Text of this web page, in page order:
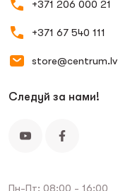
+371 206 000 21
+371 67 540 111
store@centrum.lv
Следуй за нами!
Пн-Пт: 08:00 - 16:00